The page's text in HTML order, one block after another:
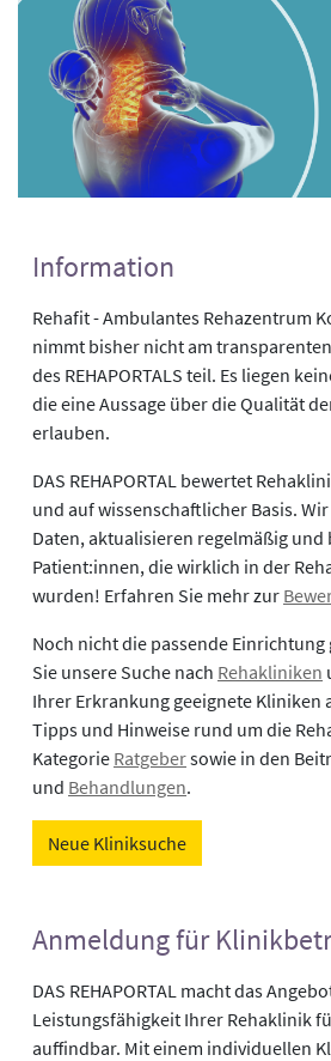
Information
Rehafit - Ambulantes Rehazentrum
nimmt bisher nicht am
des REHAPORTALS teil. Es liegen
die eine Aussage über die Qualität
erlauben.
DAS REHAPORTAL bewertet
und auf wissenschaftlicher Basis.
Daten, aktualisieren regelmäßig und
Patient:innen, die wirklich in der
wurden! Erfahren Sie mehr zur
Noch nicht die passende Einrichtung
Sie unsere Suche nach Rehakliniken
Ihrer Erkrankung geeignete Kliniken
Tipps und Hinweise rund um die
Kategorie Ratgebersowie in den
und Behandlungen.
Neue Kliniksuche
Anmeldung für
DAS REHAPORTAL macht das
Leistungsfähigkeit Ihrer Rehaklinik
auffindbar. Mit einem individuellen